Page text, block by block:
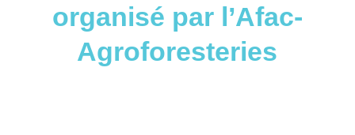
organisé par l’Afac-
Agroforesteries